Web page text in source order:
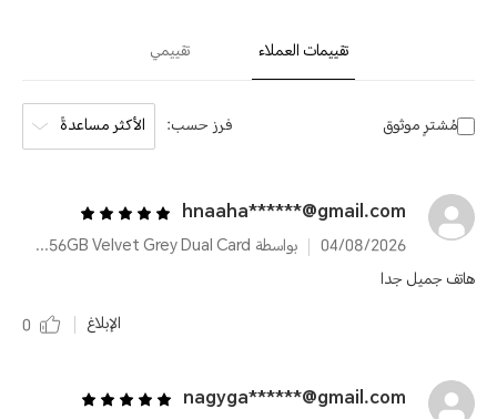
تقييمات العملاء تقييمي
مُشترٍ موثوق فرز حسب: الأكثر مساعدةً
hnaaha******@gmail.com
04/08/2026
بواسطة HONOR X8d 8GB+256GB Velvet Grey Dual Card
هاتف جميل جدا
الإبلاغ
0
nagyga******@gmail.com